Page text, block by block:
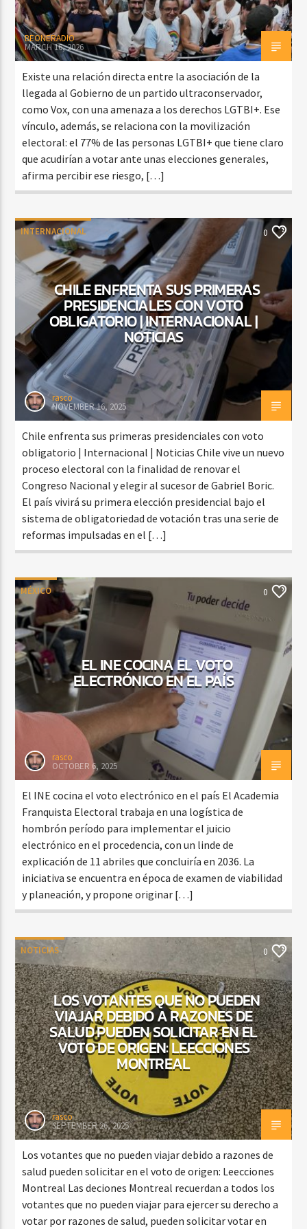
BEONERADIO
MARCH 16, 2026
Existe una relación directa entre la asociación de la
llegada al Gobierno de un partido ultraconservador,
como Vox, con una amenaza a los derechos LGTBI+. Ese
vínculo, además, se relaciona con la movilización
electoral: el 77% de las personas LGTBI+ que tiene claro
que acudirían a votar ante unas elecciones generales,
afirma percibir ese riesgo, […]
INTERNACIONAL 0
CHILE ENFRENTA SUS PRIMERAS
PRESIDENCIALES CON VOTO
OBLIGATORIO | INTERNACIONAL |
NOTICIAS
rasco
NOVEMBER 16, 2025
Chile enfrenta sus primeras presidenciales con voto
obligatorio | Internacional | Noticias Chile vive un nuevo
proceso electoral con la finalidad de renovar el
Congreso Nacional y elegir al sucesor de Gabriel Boric.
El país vivirá su primera elección presidencial bajo el
sistema de obligatoriedad de votación tras una serie de
reformas impulsadas en el […]
MÉXICO 0
EL INE COCINA EL VOTO
ELECTRÓNICO EN EL PAÍS
rasco
OCTOBER 6, 2025
El INE cocina el voto electrónico en el país El Academia
Franquista Electoral trabaja en una logística de
hombrón período para implementar el juicio
electrónico en el procedencia, con un linde de
explicación de 11 abriles que concluiría en 2036. La
iniciativa se encuentra en época de examen de viabilidad
y planeación, y propone originar […]
NOTICIAS 0
LOS VOTANTES QUE NO PUEDEN
VIAJAR DEBIDO A RAZONES DE
SALUD PUEDEN SOLICITAR EN EL
VOTO DE ORIGEN: LEECCIONES
MONTREAL
rasco
SEPTEMBER 26, 2025
Los votantes que no pueden viajar debido a razones de
salud pueden solicitar en el voto de origen: Leecciones
Montreal Las deciones Montreal recuerdan a todos los
votantes que no pueden viajar para ejercer su derecho a
votar por razones de salud, pueden solicitar votar en